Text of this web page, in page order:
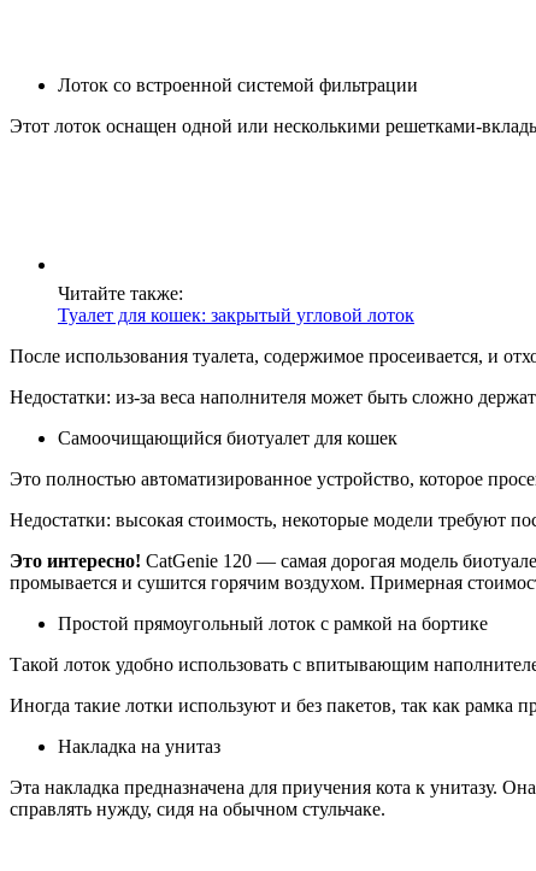
Лоток со встроенной системой фильтрации
Этот лоток оснащен одной или несколькими решетками-
Читайте также:
Туалет для кошек: закрытый угловой лоток
После использования туалета, содержимое просеивается, и
Недостатки: из-за веса наполнителя может быть сложно
Самоочищающийся биотуалет для кошек
Это полностью автоматизированное устройство, которое
Недостатки: высокая стоимость, некоторые модели требуют
Это интересно! CatGenie 120 — самая дорогая модель
промывается и сушится горячим воздухом. Примерная
Простой прямоугольный лоток с рамкой на бортике
Такой лоток удобно использовать с впитывающим
Иногда такие лотки используют и без пакетов, так как
Накладка на унитаз
Эта накладка предназначена для приучения кота к унитазу.
справлять нужду, сидя на обычном стульчаке.